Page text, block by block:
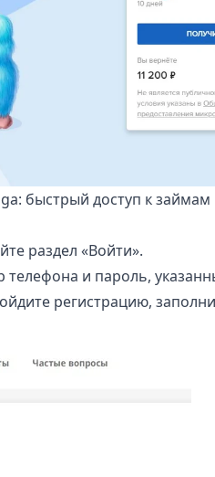
быстрый доступ к
раздел «Войти».
телефона и пароль,
регистрацию,